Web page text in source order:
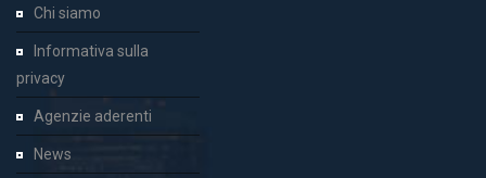
Chi siamo
Informativa sulla
privacy
Agenzie aderenti
News